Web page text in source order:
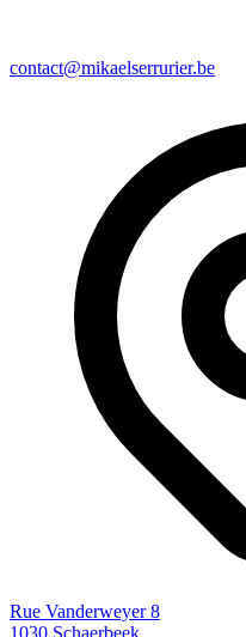
contact@mikaelserrurier.be
Rue Vanderweyer 8
1030 Schaerbeek